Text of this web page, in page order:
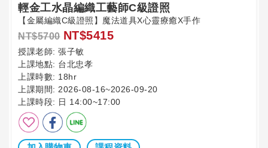
輕金工水晶編織工藝師C級證照
【金屬編織C級證照】魔法道具X心靈療癒X手作
NT$5700 NT$5415
授課老師: 張子敏
上課地點: 台北忠孝
上課時數: 18hr
上課期間: 2026-08-16~2026-09-20
上課時段: 日 14:00~17:00